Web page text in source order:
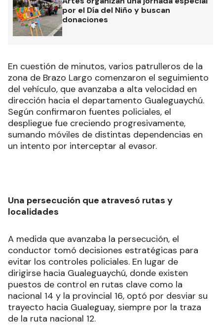
por el Día del Niño y buscan
donaciones
En cuestión de minutos, varios patrulleros de la
zona de Brazo Largo comenzaron el seguimiento
del vehículo, que avanzaba a alta velocidad en
dirección hacia el departamento Gualeguaychú.
Según confirmaron fuentes policiales, el
despliegue fue creciendo progresivamente,
sumando móviles de distintas dependencias en
un intento por interceptar al evasor.
Una persecución que atravesó rutas y
localidades
A medida que avanzaba la persecución, el
conductor tomó decisiones estratégicas para
evitar los controles policiales. En lugar de
dirigirse hacia Gualeguaychú, donde existen
puestos de control en rutas clave como la
nacional 14 y la provincial 16, optó por desviar su
trayecto hacia Gualeguay, siempre por la traza
de la ruta nacional 12.